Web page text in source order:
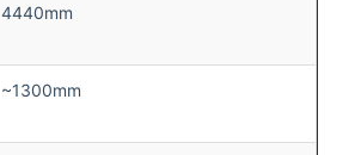
4440mm
~1300mm